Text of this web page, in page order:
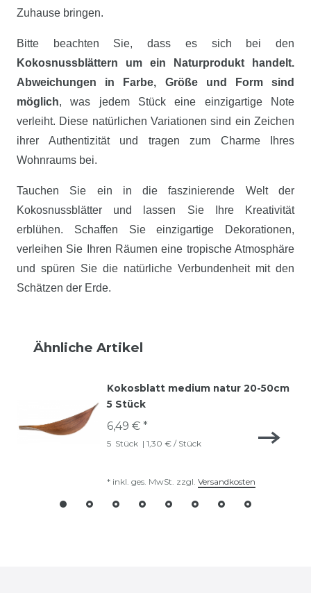
Zuhause bringen.
Bitte beachten Sie, dass es sich bei den
Kokosnussblättern um ein Naturprodukt handelt.
Abweichungen in Farbe, Größe und Form sind
möglich, was jedem Stück eine einzigartige Note
verleiht. Diese natürlichen Variationen sind ein Zeichen
ihrer Authentizität und tragen zum Charme Ihres
Wohnraums bei.
Tauchen Sie ein in die faszinierende Welt der
Kokosnussblätter und lassen Sie Ihre Kreativität
erblühen. Schaffen Sie einzigartige Dekorationen,
verleihen Sie Ihren Räumen eine tropische Atmosphäre
und spüren Sie die natürliche Verbundenheit mit den
Schätzen der Erde.
Ähnliche Artikel
Kokosblatt medium natur 20-50cm
5 Stück
6,49 € *
5 Stück | 1,30 € / Stück
* inkl. ges. MwSt. zzgl. Versandkosten